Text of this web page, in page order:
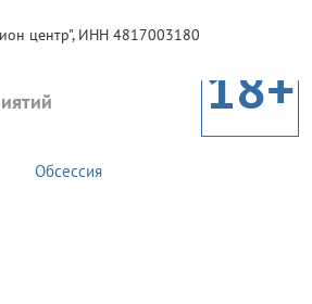
центр", ИНН 4817003180
18+
Обсессия